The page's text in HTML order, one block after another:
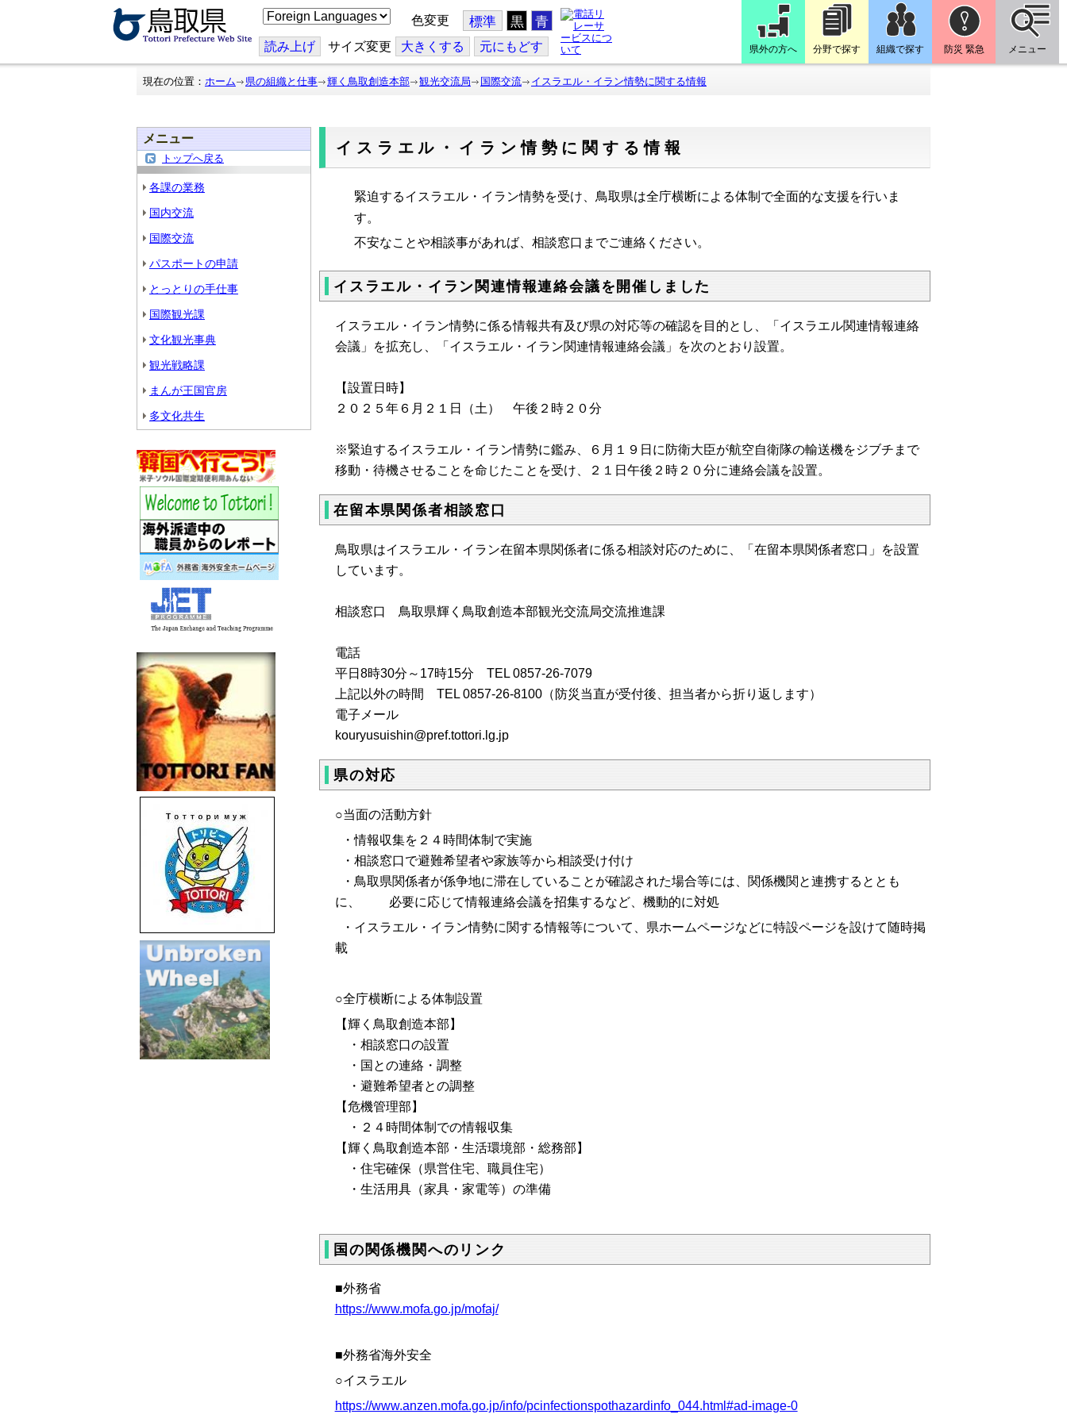
こ
の
ジ
を
翻
色変更 標準 黒 青
読み上げ サイズ変更 大きくする 元にもどす 県外の方へ 分野で探す 組織で探す 防災 緊急 メニュー
現在の位置： ホーム 県の組織と仕事 輝く鳥取創造本部 観光交流局 国際交流 イスラエル・イラン情勢に関する情報
メニュー
トップへ戻る
各課の業務
国内交流
国際交流
パスポートの申請
とっとりの手仕事
国際観光課
文化観光事典
観光戦略課
まんが王国官房
多文化共生
イスラエル・イラン情勢に関する情報
緊迫するイスラエル・イラン情勢を受け、鳥取県は全庁横断による体制で全面的な支援を行いま
す。
不安なことや相談事があれば、相談窓口までご連絡ください。
イスラエル・イラン関連情報連絡会議を開催しました
イスラエル・イラン情勢に係る情報共有及び県の対応等の確認を目的とし、「イスラエル関連情報連絡
会議」を拡充し、「イスラエル・イラン関連情報連絡会議」を次のとおり設置。
【設置日時】
２０２５年６月２１日（土） 午後２時２０分
※緊迫するイスラエル・イラン情勢に鑑み、６月１９日に防衛大臣が航空自衛隊の輸送機をジブチまで
移動・待機させることを命じたことを受け、２１日午後２時２０分に連絡会議を設置。
在留本県関係者相談窓口
鳥取県はイスラエル・イラン在留本県関係者に係る相談対応のために、「在留本県関係者窓口」を設置
しています。
相談窓口 鳥取県輝く鳥取創造本部観光交流局交流推進課
電話
平日 8時30分～ 17時15分 TEL 0857-26-7079
上記以外の時間 TEL 0857-26-8100（防災当直が受付後、担当者から折り返します）
電子メール
kouryusuishin@pref.tottori.lg.jp
県の対応
○当面の活動方針
・情報収集を２４時間体制で実施
・相談窓口で避難希望者や家族等から相談受け付け
・鳥取県関係者が係争地に滞在していることが確認された場合等には、関係機関と連携するととも
に、 必要に応じて情報連絡会議を招集するなど、機動的に対処
・イスラエル・イラン情勢に関する情報等について、県ホームページなどに特設ページを設けて随時掲
載
○全庁横断による体制設置
【輝く鳥取創造本部】
・相談窓口の設置
・国との連絡・調整
・避難希望者との調整
【危機管理部】
・２４時間体制での情報収集
【輝く鳥取創造本部・生活環境部・総務部】
・住宅確保（県営住宅、職員住宅）
・生活用具（家具・家電等）の準備
国の関係機関へのリンク
■外務省
https://www.mofa.go.jp/mofaj/
■外務省海外安全
○イスラエル
https://www.anzen.mofa.go.jp/info/pcinfectionspothazardinfo_044.html#ad-image-0